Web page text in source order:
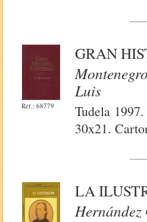
Ref.: 68779
GRAN
Luis
Tudela
30x21.
LA
Hernández